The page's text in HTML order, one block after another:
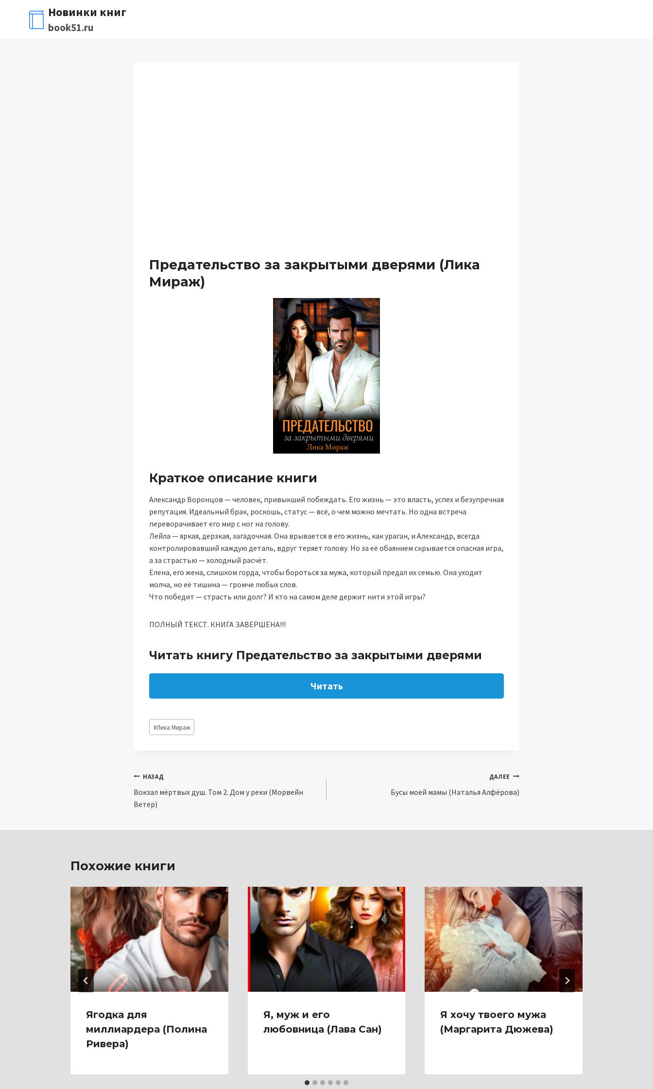
содержимому
Новинки книг
book51.ru
Предательство за закрытыми дверями (Лика
Мираж)
Краткое описание книги
Александр Воронцов — человек, привыкший побеждать. Его жизнь — это власть, успех и безупречная
репутация. Идеальный брак, роскошь, статус — всё, о чем можно мечтать. Но одна встреча
переворачивает его мир с ног на голову.
Лейла — яркая, дерзкая, загадочная. Она врывается в его жизнь, как ураган, и Александр, всегда
контролировавший каждую деталь, вдруг теряет голову. Но за её обаянием скрывается опасная игра,
а за страстью — холодный расчёт.
Елена, его жена, слишком горда, чтобы бороться за мужа, который предал их семью. Она уходит
молча, но её тишина — громче любых слов.
Что победит — страсть или долг? И кто на самом деле держит нити этой игры?
ПОЛНЫЙ ТЕКСТ. КНИГА ЗАВЕРШЕНА!!!
Читать книгу Предательство за закрытыми дверями
Читать
Метки
записи:
#Лика Мираж
Навигация
по
НАЗАД
Вокзал мёртвых душ. Том 2. Дом у реки (Морвейн
Ветер)
ДАЛЕЕ
Бусы моей мамы (Наталья Алфёрова)
Похожие книги
Ягодка для
миллиардера (Полина
Ривера)
Я, муж и его
любовница (Лава Сан)
Я хочу твоего мужа
(Маргарита Дюжева)